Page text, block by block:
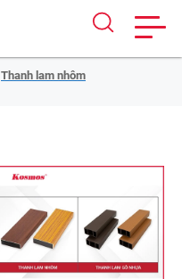
Thanh lam nhôm